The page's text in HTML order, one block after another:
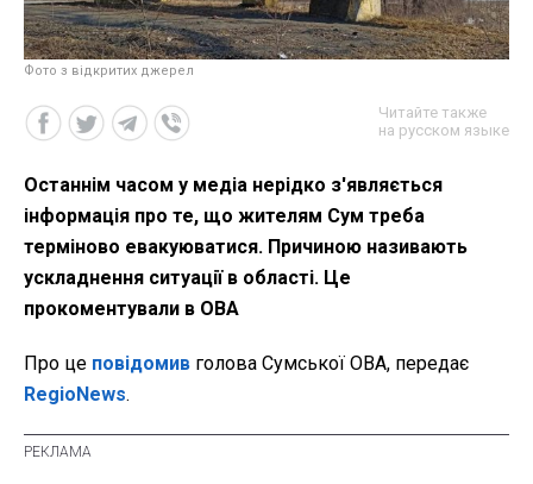
Фото з відкритих джерел
Читайте также
на русском языке
Останнім часом у медіа нерідко з'являється
інформація про те, що жителям Сум треба
терміново евакуюватися. Причиною називають
ускладнення ситуації в області. Це
прокоментували в ОВА
Про це повідомив голова Сумської ОВА, передає
RegioNews.